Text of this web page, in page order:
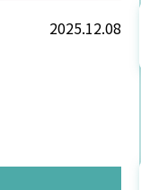
2025.12.08